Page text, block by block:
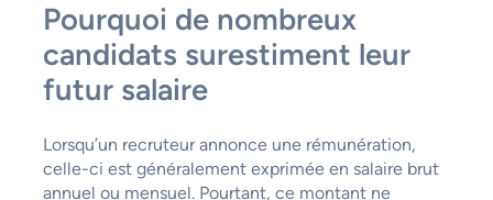
Pourquoi de nombreux
candidats surestiment leur
futur salaire
Lorsqu’un recruteur annonce une rémunération,
celle-ci est généralement exprimée en salaire brut
annuel ou mensuel. Pourtant, ce montant ne